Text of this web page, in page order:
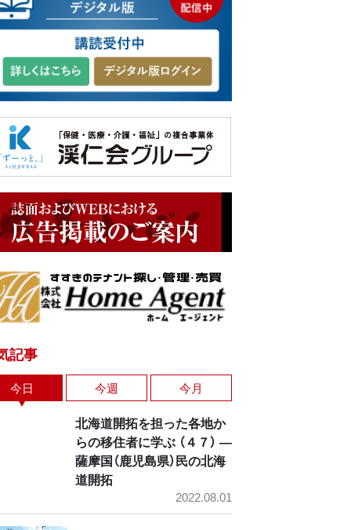
記事
今日 今週 今月
北海道開拓を担った各地か
らの移住者に学ぶ （４７） ―
薩摩国（鹿児島県）民の北海
道開拓
2022.08.01